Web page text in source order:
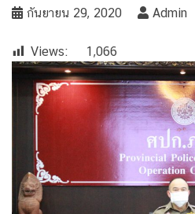
กันยายน 29, 2020 Admin
Views: 1,066